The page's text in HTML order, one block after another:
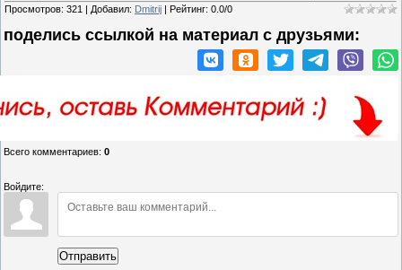
Просмотров: 321 | Добавил: Dmitrij | Рейтинг: 0.0/0
поделись ссылкой на материал c друзьями:
Всего комментариев: 0
Войдите:
Отправить